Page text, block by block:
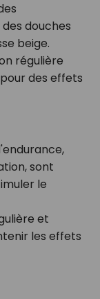
douches
beige.
régulière
des effets
sont
le
et
les effets